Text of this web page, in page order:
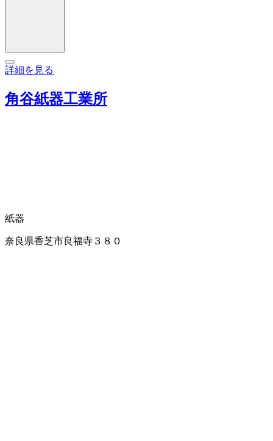
詳細を見る
角谷紙器工業所
紙器
奈良県香芝市良福寺３８０